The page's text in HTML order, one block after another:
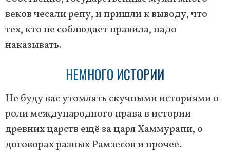
веков чесали репу, и пришли к выводу, что
тех, кто не соблюдает правила, надо
наказывать.
НЕМНОГО ИСТОРИИ
Не буду вас утомлять скучными историями о
роли международного права в истории
древних царств ещё за царя Хаммурапи, о
договорах разных Рамзесов и прочее.